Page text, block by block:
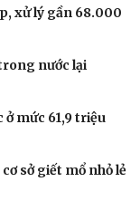
xử lý gần 68.000
nước lại
mức 61,9 triệu
sở giết mổ nhỏ lẻ